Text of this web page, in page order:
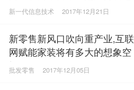
新一代信息技术 2017年12月21日
新零售新风口吹向重产业,互联
网赋能家装将有多大的想象空
间？
批发零售 2017年12月05日